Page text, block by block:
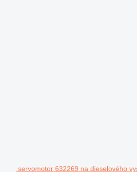
servomotor 632269 na dieselového